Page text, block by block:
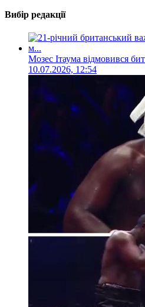
Вибір редакції
Мозес Ітаума відмовився
10.07.2026, 12:54